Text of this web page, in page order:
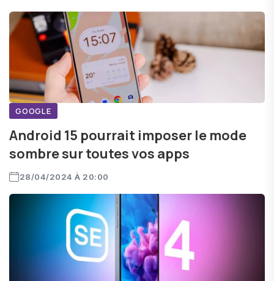
GOOGLE
Android 15 pourrait imposer le mode
sombre sur toutes vos apps
28/04/2024 À 20:00